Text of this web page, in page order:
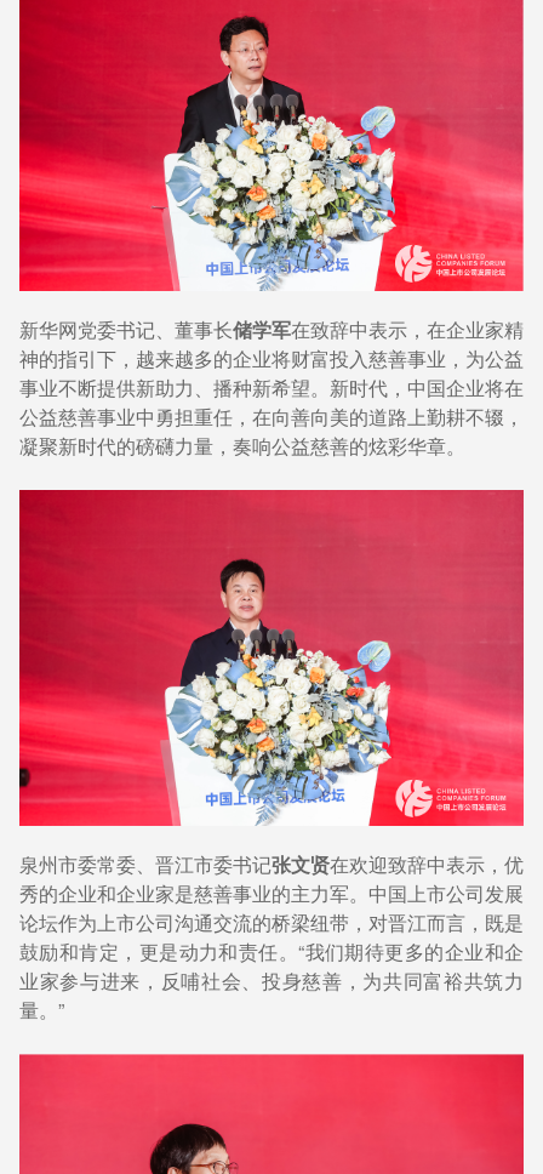
新华网党委书记、董事长储学军在致辞中表示，在企业家精
神的指引下，越来越多的企业将财富投入慈善事业，为公益
事业不断提供新助力、播种新希望。新时代，中国企业将在
公益慈善事业中勇担重任，在向善向美的道路上勤耕不辍，
凝聚新时代的磅礴力量，奏响公益慈善的炫彩华章。
泉州市委常委、晋江市委书记张文贤在欢迎致辞中表示，优
秀的企业和企业家是慈善事业的主力军。中国上市公司发展
论坛作为上市公司沟通交流的桥梁纽带，对晋江而言，既是
鼓励和肯定，更是动力和责任。“我们期待更多的企业和企
业家参与进来，反哺社会、投身慈善，为共同富裕共筑力
量。”